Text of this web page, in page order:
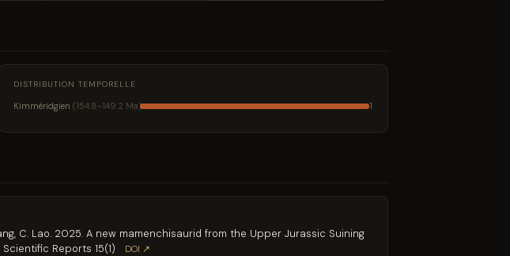
DISTRIBUTION TEMPORELLE
Kimméridgien (154.8–149.2 Ma) 1
Zhang, C. Lao. 2025. A new mamenchisaurid from the Upper Jurassic Suining
Reports 15(1)
DOI ↗